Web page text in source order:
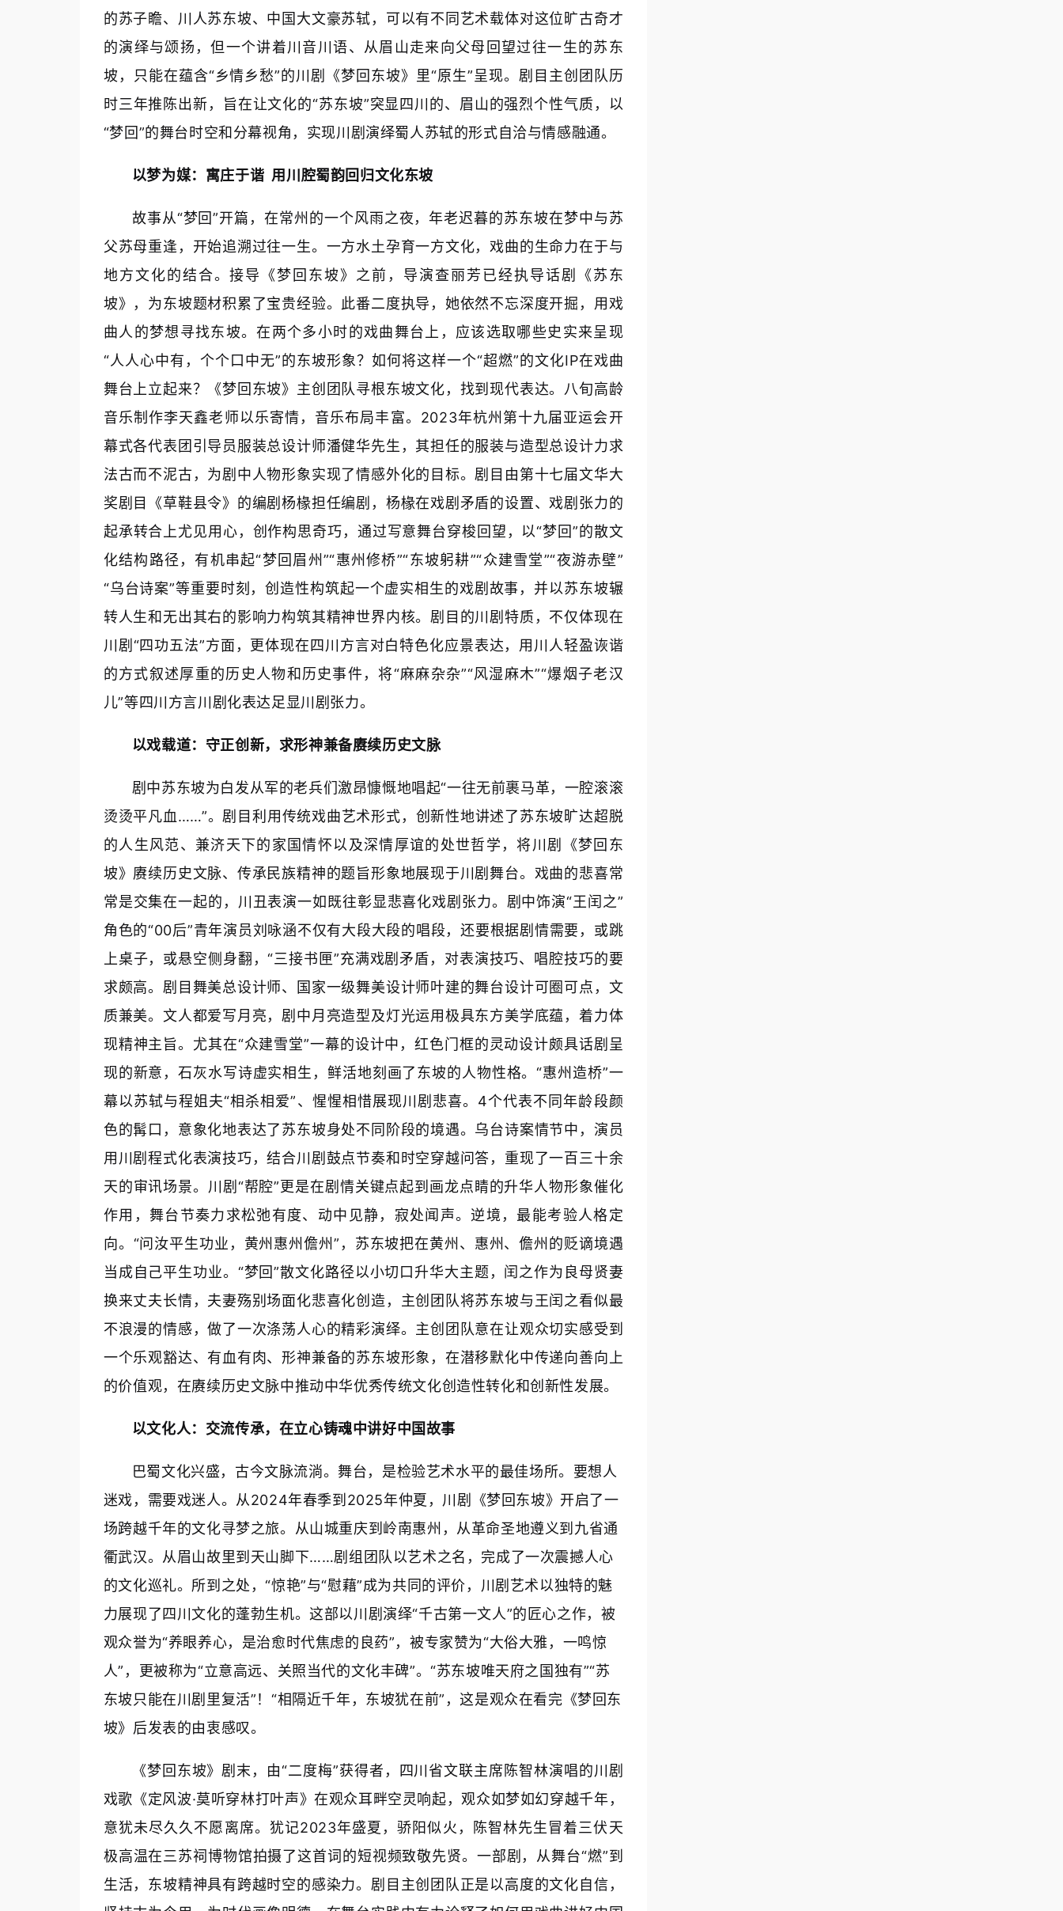
的苏子瞻、川人苏东坡、中国大文豪苏轼，可以有不同艺术载体对这位旷古奇才
的演绎与颂扬，但一个讲着川音川语、从眉山走来向父母回望过往一生的苏东
坡，只能在蕴含“乡情乡愁”的川剧《梦回东坡》里“原生”呈现。剧目主创团队历
时三年推陈出新，旨在让文化的“苏东坡”突显四川的、眉山的强烈个性气质，以
“梦回”的舞台时空和分幕视角，实现川剧演绎蜀人苏轼的形式自洽与情感融通。
以梦为媒：寓庄于谐 用川腔蜀韵回归文化东坡
故事从“梦回”开篇，在常州的一个风雨之夜，年老迟暮的苏东坡在梦中与苏
父苏母重逢，开始追溯过往一生。一方水土孕育一方文化，戏曲的生命力在于与
地方文化的结合。接导《梦回东坡》之前，导演查丽芳已经执导话剧《苏东
坡》，为东坡题材积累了宝贵经验。此番二度执导，她依然不忘深度开掘，用戏
曲人的梦想寻找东坡。在两个多小时的戏曲舞台上，应该选取哪些史实来呈现
“人人心中有，个个口中无”的东坡形象？如何将这样一个“超燃”的文化IP在戏曲
舞台上立起来？《梦回东坡》主创团队寻根东坡文化，找到现代表达。八旬高龄
音乐制作李天鑫老师以乐寄情，音乐布局丰富。2023年杭州第十九届亚运会开
幕式各代表团引导员服装总设计师潘健华先生，其担任的服装与造型总设计力求
法古而不泥古，为剧中人物形象实现了情感外化的目标。剧目由第十七届文华大
奖剧目《草鞋县令》的编剧杨椽担任编剧，杨椽在戏剧矛盾的设置、戏剧张力的
起承转合上尤见用心，创作构思奇巧，通过写意舞台穿梭回望，以“梦回”的散文
化结构路径，有机串起“梦回眉州”“惠州修桥”“东坡躬耕”“众建雪堂”“夜游赤壁”
“乌台诗案”等重要时刻，创造性构筑起一个虚实相生的戏剧故事，并以苏东坡辗
转人生和无出其右的影响力构筑其精神世界内核。剧目的川剧特质，不仅体现在
川剧“四功五法”方面，更体现在四川方言对白特色化应景表达，用川人轻盈诙谐
的方式叙述厚重的历史人物和历史事件，将“麻麻杂杂”“风湿麻木”“爆烟子老汉
儿”等四川方言川剧化表达足显川剧张力。
以戏载道：守正创新，求形神兼备赓续历史文脉
剧中苏东坡为白发从军的老兵们激昂慷慨地唱起“一往无前裹马革，一腔滚滚
烫烫平凡血……”。剧目利用传统戏曲艺术形式，创新性地讲述了苏东坡旷达超脱
的人生风范、兼济天下的家国情怀以及深情厚谊的处世哲学，将川剧《梦回东
坡》赓续历史文脉、传承民族精神的题旨形象地展现于川剧舞台。戏曲的悲喜常
常是交集在一起的，川丑表演一如既往彰显悲喜化戏剧张力。剧中饰演“王闰之”
角色的“00后”青年演员刘咏涵不仅有大段大段的唱段，还要根据剧情需要，或跳
上桌子，或悬空侧身翻，“三接书匣”充满戏剧矛盾，对表演技巧、唱腔技巧的要
求颇高。剧目舞美总设计师、国家一级舞美设计师叶建的舞台设计可圈可点，文
质兼美。文人都爱写月亮，剧中月亮造型及灯光运用极具东方美学底蕴，着力体
现精神主旨。尤其在“众建雪堂”一幕的设计中，红色门框的灵动设计颇具话剧呈
现的新意，石灰水写诗虚实相生，鲜活地刻画了东坡的人物性格。“惠州造桥”一
幕以苏轼与程姐夫“相杀相爱”、惺惺相惜展现川剧悲喜。4个代表不同年龄段颜
色的髯口，意象化地表达了苏东坡身处不同阶段的境遇。乌台诗案情节中，演员
用川剧程式化表演技巧，结合川剧鼓点节奏和时空穿越问答，重现了一百三十余
天的审讯场景。川剧“帮腔”更是在剧情关键点起到画龙点睛的升华人物形象催化
作用，舞台节奏力求松弛有度、动中见静，寂处闻声。逆境，最能考验人格定
向。“问汝平生功业，黄州惠州儋州”，苏东坡把在黄州、惠州、儋州的贬谪境遇
当成自己平生功业。“梦回”散文化路径以小切口升华大主题，闰之作为良母贤妻
换来丈夫长情，夫妻殇别场面化悲喜化创造，主创团队将苏东坡与王闰之看似最
不浪漫的情感，做了一次涤荡人心的精彩演绎。主创团队意在让观众切实感受到
一个乐观豁达、有血有肉、形神兼备的苏东坡形象，在潜移默化中传递向善向上
的价值观，在赓续历史文脉中推动中华优秀传统文化创造性转化和创新性发展。
以文化人：交流传承，在立心铸魂中讲好中国故事
巴蜀文化兴盛，古今文脉流淌。舞台，是检验艺术水平的最佳场所。要想人
迷戏，需要戏迷人。从2024年春季到2025年仲夏，川剧《梦回东坡》开启了一
场跨越千年的文化寻梦之旅。从山城重庆到岭南惠州，从革命圣地遵义到九省通
衢武汉。从眉山故里到天山脚下……剧组团队以艺术之名，完成了一次震撼人心
的文化巡礼。所到之处，“惊艳”与“慰藉”成为共同的评价，川剧艺术以独特的魅
力展现了四川文化的蓬勃生机。这部以川剧演绎“千古第一文人”的匠心之作，被
观众誉为“养眼养心，是治愈时代焦虑的良药”，被专家赞为“大俗大雅，一鸣惊
人”，更被称为“立意高远、关照当代的文化丰碑”。“苏东坡唯天府之国独有”“苏
东坡只能在川剧里复活”！“相隔近千年，东坡犹在前”，这是观众在看完《梦回东
坡》后发表的由衷感叹。
《梦回东坡》剧末，由“二度梅”获得者，四川省文联主席陈智林演唱的川剧
戏歌《定风波·莫听穿林打叶声》在观众耳畔空灵响起，观众如梦如幻穿越千年，
意犹未尽久久不愿离席。犹记2023年盛夏，骄阳似火，陈智林先生冒着三伏天
极高温在三苏祠博物馆拍摄了这首词的短视频致敬先贤。一部剧，从舞台“燃”到
生活，东坡精神具有跨越时空的感染力。剧目主创团队正是以高度的文化自信，